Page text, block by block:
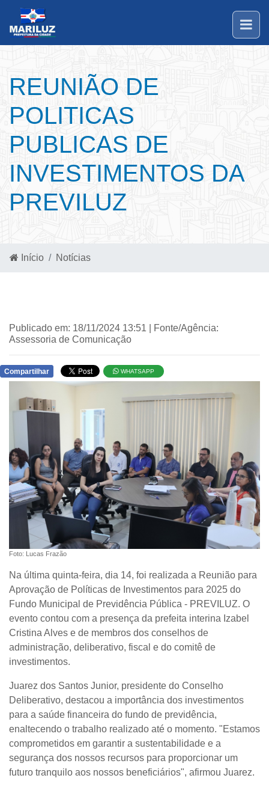
REUNIÃO DE
POLITICAS
PUBLICAS DE
INVESTIMENTOS DA
PREVILUZ
Início Notícias
Publicado em: 18/11/2024 13:51 | Fonte/Agência:
Assessoria de Comunicação
Compartilhar WHATSAPP
Foto: Lucas Frazão
Na última quinta-feira, dia 14, foi realizada a Reunião para
Aprovação de Políticas de Investimentos para 2025 do
Fundo Municipal de Previdência Pública - PREVILUZ. O
evento contou com a presença da prefeita interina Izabel
Cristina Alves e de membros dos conselhos de
administração, deliberativo, fiscal e do comitê de
investimentos.
Juarez dos Santos Junior, presidente do Conselho
Deliberativo, destacou a importância dos investimentos
para a saúde financeira do fundo de previdência,
enaltecendo o trabalho realizado até o momento. "Estamos
comprometidos em garantir a sustentabilidade e a
segurança dos nossos recursos para proporcionar um
futuro tranquilo aos nossos beneficiários", afirmou Juarez.